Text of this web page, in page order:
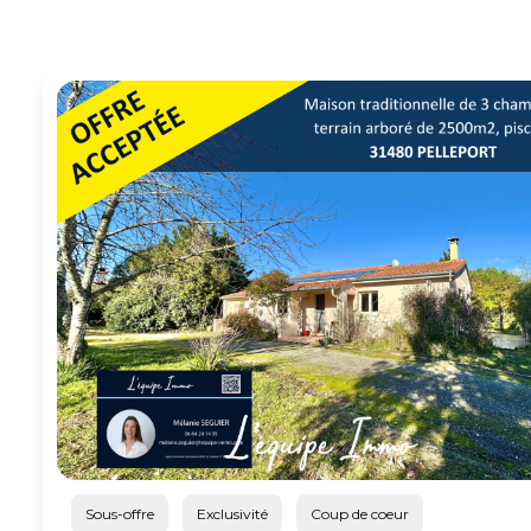
ESTIMATION
ALERTE
EMAIL
CONTACTEZ
NOUS
Sous-offre Exclusivité Coup de coeur